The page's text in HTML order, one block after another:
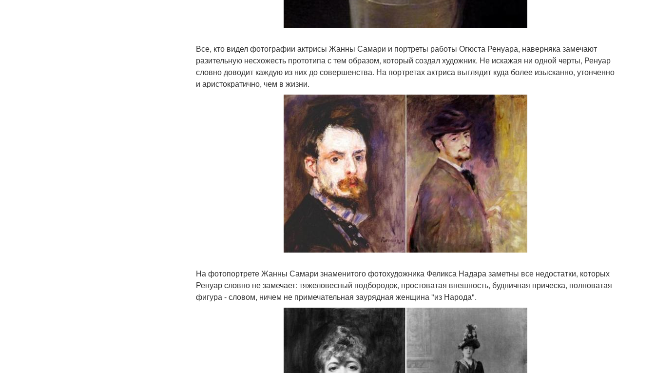
Все, кто видел фотографии актрисы Жанны Самари и портреты работы Огюста Ренуара, наверняка замечают
разительную несхожесть прототипа с тем образом, который создал художник. Не искажая ни одной черты, Ренуар
словно доводит каждую из них до совершенства. На портретах актриса выглядит куда более изысканно, утонченно
и аристократично, чем в жизни.
На фотопортрете Жанны Самари знаменитого фотохудожника Феликса Надара заметны все недостатки, которых
Ренуар словно не замечает: тяжеловесный подбородок, простоватая внешность, будничная прическа, полноватая
фигура - словом, ничем не примечательная заурядная женщина "из Народа".